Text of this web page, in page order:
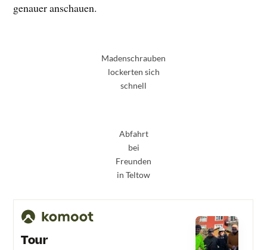
genauer anschauen.
Madenschrauben
lockerten sich
schnell
Abfahrt
bei
Freunden
in Teltow